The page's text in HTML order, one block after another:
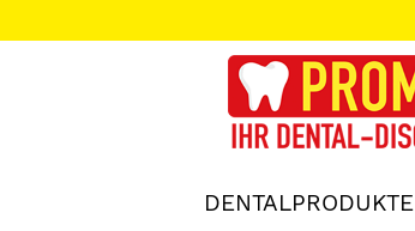
DENTALPRODUKTE